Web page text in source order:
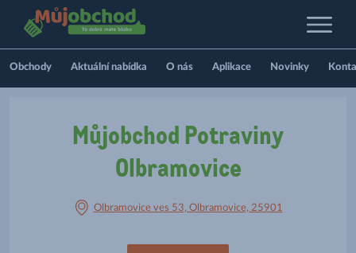
Obchody Aktuální nabídka O nás Aplikace Novinky
Můjobchod Potraviny
Olbramovice
Olbramovice ves 53, Olbramovice, 25901